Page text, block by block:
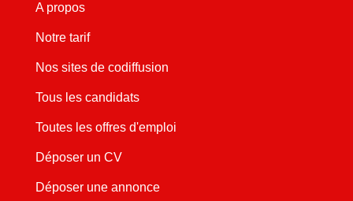
A propos
Notre tarif
Nos sites de codiffusion
Tous les candidats
Toutes les offres d'emploi
Déposer un CV
Déposer une annonce